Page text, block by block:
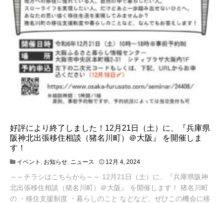
好評により終了しました！12月21日（土）に、『兵庫県
阪神北出張移住相談（猪名川町）＠大阪』 を開催しま
す！
イベント お知らせ ニュース 12月 4, 20241
月
2
7
～～チラシはこちらから～～ 12月21日（土）に、『兵庫県阪神
北出張移住相談（猪名川町）＠大阪』 を開催します！ 猪名川町
の ・移住支援制度 ・暮らしのこと などなど、ぜひこの機会に移